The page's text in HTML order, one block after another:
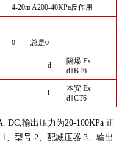
4-20m A200-40KPa反作用
0 总是0
d
隔爆 Ex
dⅡBT6
i
本安 Ex
dⅡCT6
DC,输出压力为20-100KPa 正
、型号 2、配减压器 3、输出